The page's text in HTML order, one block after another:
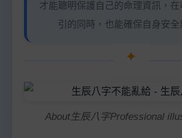
才能聰明保護自己的命理資訊，在
引的同時，也能確保自身安全
About生辰八字Professional